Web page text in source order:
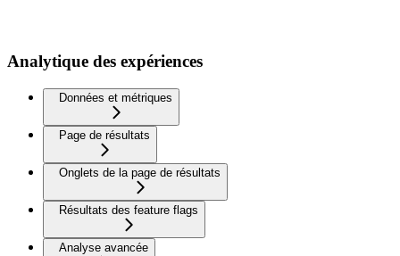
Analytique des expériences
Données et métriques
Page de résultats
Onglets de la page de résultats
Résultats des feature flags
Analyse avancée